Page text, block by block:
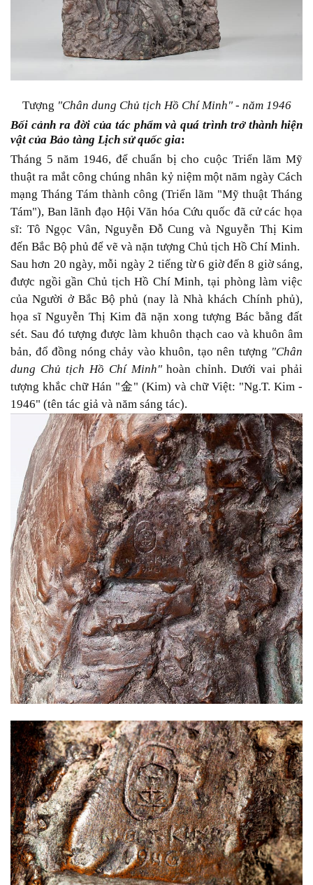
Tượng "Chân dung Chủ tịch Hồ Chí Minh" - năm 1946
Bối cảnh ra đời của tác phẩm và quá trình trở thành hiện
vật của Bảo tàng Lịch sử quốc gia:
Tháng 5 năm 1946, để chuẩn bị cho cuộc Triển lãm Mỹ
thuật ra mắt công chúng nhân kỷ niệm một năm ngày Cách
mạng Tháng Tám thành công (Triển lãm "Mỹ thuật Tháng
Tám"), Ban lãnh đạo Hội Văn hóa Cứu quốc đã cử các họa
sĩ: Tô Ngọc Vân, Nguyễn Đỗ Cung và Nguyễn Thị Kim
đến Bắc Bộ phủ để vẽ và nặn tượng Chủ tịch Hồ Chí Minh.
Sau hơn 20 ngày, mỗi ngày 2 tiếng từ 6 giờ đến 8 giờ sáng,
được ngồi gần Chủ tịch Hồ Chí Minh, tại phòng làm việc
của Người ở Bắc Bộ phủ (nay là Nhà khách Chính phủ),
họa sĩ Nguyễn Thị Kim đã nặn xong tượng Bác bằng đất
sét. Sau đó tượng được làm khuôn thạch cao và khuôn âm
bản, đổ đồng nóng chảy vào khuôn, tạo nên tượng "Chân
dung Chủ tịch Hồ Chí Minh"hoàn chỉnh. Dưới vai phải
tượng khắc chữ Hán "金" (Kim) và chữ Việt: "Ng.T. Kim -
1946" (tên tác giả và năm sáng tác).